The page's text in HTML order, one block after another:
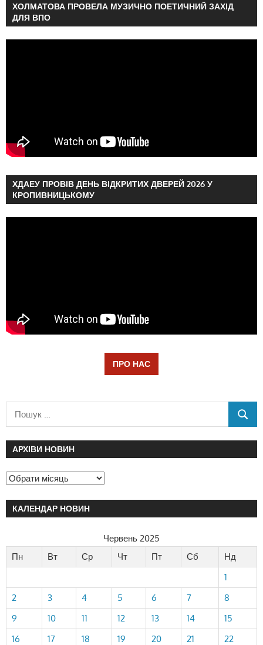
ХОЛМАТОВА ПРОВЕЛА МУЗИЧНО ПОЕТИЧНИЙ ЗАХІД
ДЛЯ ВПО
ХДАЕУ ПРОВІВ ДЕНЬ ВІДКРИТИХ ДВЕРЕЙ 2026 У
КРОПИВНИЦЬКОМУ
ПРО НАС
АРХІВИ НОВИН
КАЛЕНДАР НОВИН
Червень 2025
Пн
Вт Ср Чт Пт Сб
Нд
1
2
3 4 5 6 7
8
9
10 11 12 13 14
15
16
17 18 19 20 21
22